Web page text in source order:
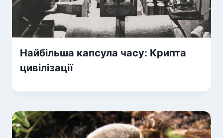
Найбільша капсула часу: Крипта
цивілізації